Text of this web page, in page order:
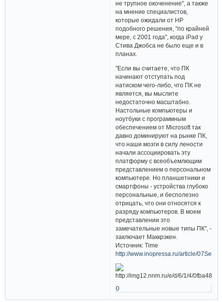
не трупное окоченение", а также
на мнение специалистов,
которые ожидали от HP
подобного решения, "по крайней
мере, с 2001 года", когда iPad у
Стива Джобса не было еще и в
планах.
"Если вы считаете, что ПК
начинают отступать под
натиском чего-либо, что ПК не
является, вы мыслите
недостаточно масштабно.
Настольные компьютеры и
ноутбуки с программным
обеспечением от Microsoft так
давно доминируют на рынке ПК,
что наши мозги в силу лености
начали ассоциировать эту
платформу с всеобъемлющим
представлением о персональном
компьютере. Но планшетники и
смартфоны - устройства глубоко
персональные, и бесполезно
отрицать, что они относятся к
разряду компьютеров. В моем
представлении это
замечательные новые типы ПК", -
заключает Маккрэкен.
Источник: Time
http://www.inopressa.ru/article/
0